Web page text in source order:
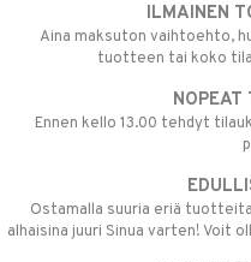
ILMAINEN
Aina maksuton vaihtoehto,
tuotteen tai koko
NOPEAT
Ennen kello 13.00 tehdyt
Ostamalla suuria eriä
alhaisina juuri Sinua varten! Voit